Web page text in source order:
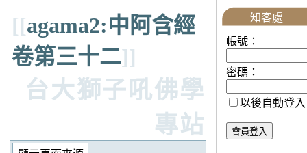
[[agama2:中阿含經
卷第三十二]]
台大獅子吼佛學
專站
知客處
帳號：
密碼：
以後自動登入